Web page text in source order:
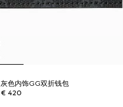
灰色内饰GG双折钱包
€ 420